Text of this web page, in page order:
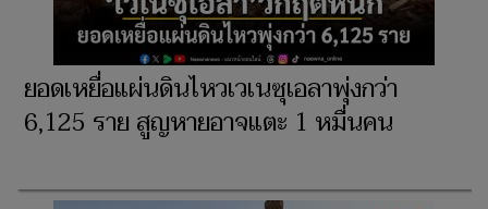
ยอดเหยื่อแผ่นดินไหวเวเนซุเอลาพุ่งกว่า
6,125 ราย สูญหายอาจแตะ 1 หมื่นคน